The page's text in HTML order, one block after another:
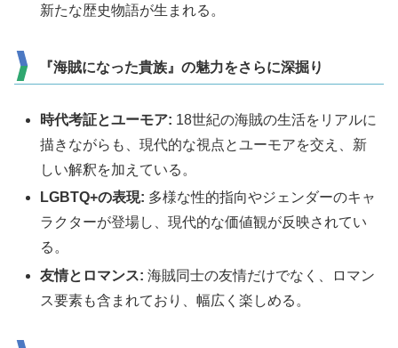
新たな歴史物語が生まれる。
『海賊になった貴族』の魅力をさらに深掘り
時代考証とユーモア: 18世紀の海賊の生活をリアルに
描きながらも、現代的な視点とユーモアを交え、新
しい解釈を加えている。
LGBTQ+の表現: 多様な性的指向やジェンダーのキャ
ラクターが登場し、現代的な価値観が反映されてい
る。
友情とロマンス: 海賊同士の友情だけでなく、ロマン
ス要素も含まれており、幅広く楽しめる。